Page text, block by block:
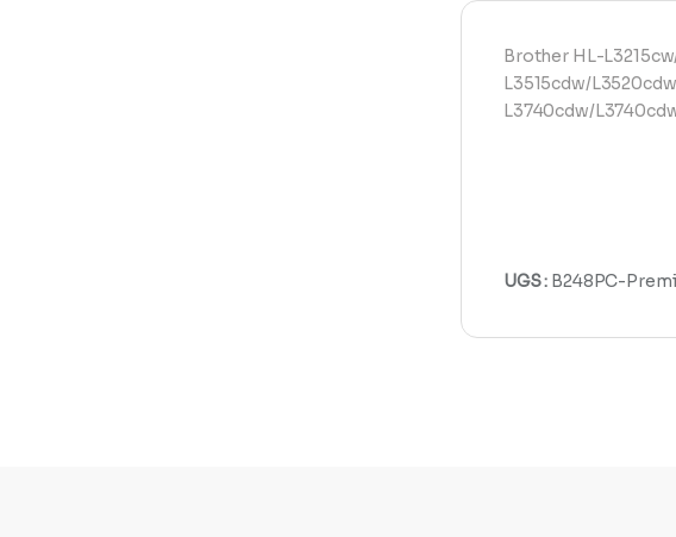
Brother HL-
L3515cdw/
L3740cdw/
UGS : B248PC-